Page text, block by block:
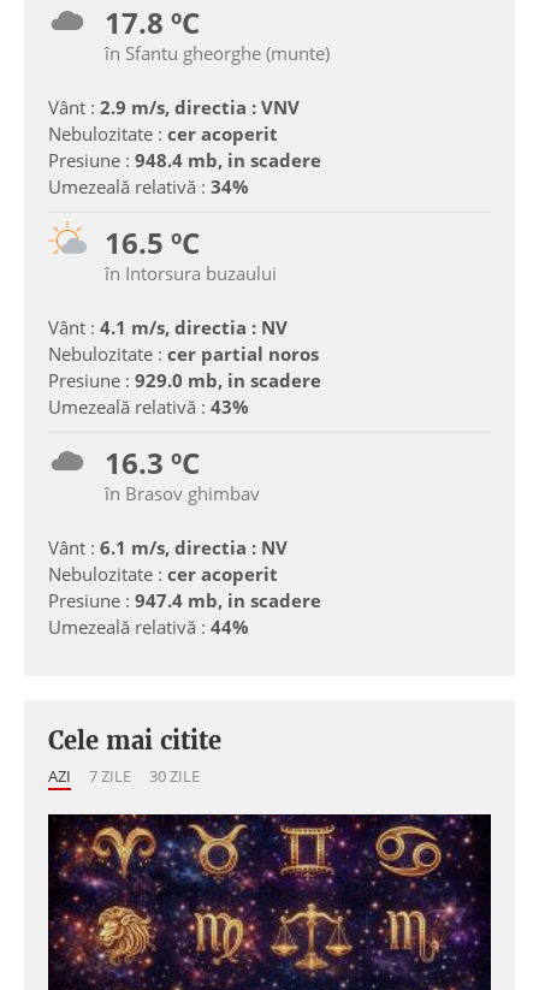
17.8 ºC
în Sfantu gheorghe (munte)
Vânt : 2.9 m/s, directia : VNV
Nebulozitate : cer acoperit
Presiune : 948.4 mb, in scadere
Umezeală relativă : 34%
16.5 ºC
în Intorsura buzaului
Vânt : 4.1 m/s, directia : NV
Nebulozitate : cer partial noros
Presiune : 929.0 mb, in scadere
Umezeală relativă : 43%
16.3 ºC
în Brasov ghimbav
Vânt : 6.1 m/s, directia : NV
Nebulozitate : cer acoperit
Presiune : 947.4 mb, in scadere
Umezeală relativă : 44%
Cele mai citite
AZI 7 ZILE 30 ZILE